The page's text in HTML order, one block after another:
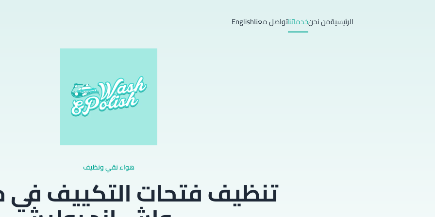
الرئيسيةمن نحنخدماتناتواصل معناEnglish
هواء نقي ونظيف
تنظيف فتحات التكييف في